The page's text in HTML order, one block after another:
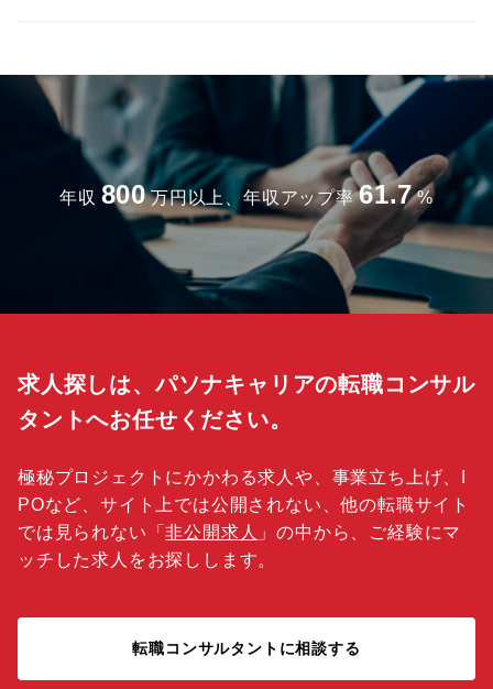
年収 800 万円以上、年収アップ率 61.7 %
求人探しは、パソナキャリアの転職コンサル
タントへお任せください。
極秘プロジェクトにかかわる求人や、事業立ち上げ、I
POなど、サイト上では公開されない、他の転職サイト
では見られない「非公開求人 」の中から、ご経験にマ
ッチした求人をお探しします。
転職コンサルタントに相談する